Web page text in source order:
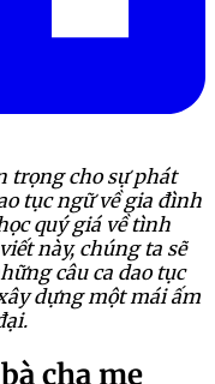
trọng cho sự phát
tục ngữ về gia đình
quý giá về tình
này, chúng ta sẽ
câu ca dao tục
dựng một mái ấm
cha mẹ